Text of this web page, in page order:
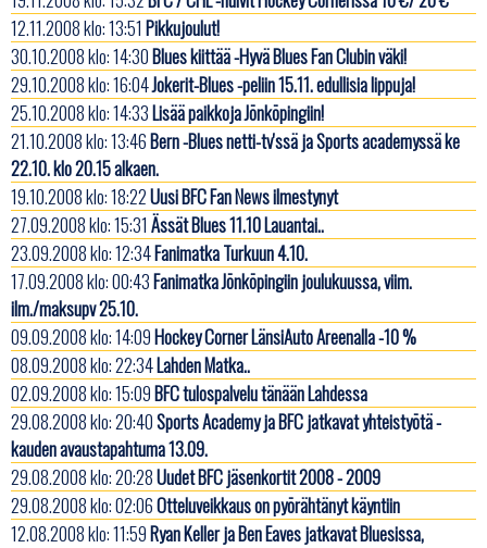
12.11.2008 klo: 13:51 Pikkujoulut!
30.10.2008 klo: 14:30Blues kiittää -Hyvä Blues Fan Clubin väki!
29.10.2008 klo: 16:04Jokerit-Blues -peliin 15.11. edullisia lippuja!
25.10.2008 klo: 14:33Lisää paikkoja Jönköpingiin!
21.10.2008 klo: 13:46Bern -Blues netti-tv'ssä ja Sports academyssä ke
22.10. klo 20.15 alkaen.
19.10.2008 klo: 18:22Uusi BFC Fan News ilmestynyt
27.09.2008 klo: 15:31 Ässät Blues 11.10 Lauantai..
23.09.2008 klo: 12:34Fanimatka Turkuun 4.10.
17.09.2008 klo: 00:43Fanimatka Jönköpingiin joulukuussa, viim.
ilm./maksupv 25.10.
09.09.2008 klo: 14:09Hockey Corner LänsiAuto Areenalla -10 %
08.09.2008 klo: 22:34Lahden Matka..
02.09.2008 klo: 15:09BFC tulospalvelu tänään Lahdessa
29.08.2008 klo: 20:40Sports Academy ja BFC jatkavat yhteistyötä -
kauden avaustapahtuma 13.09.
29.08.2008 klo: 20:28Uudet BFC jäsenkortit 2008 - 2009
29.08.2008 klo: 02:06Otteluveikkaus on pyörähtänyt käyntiin
12.08.2008 klo: 11:59Ryan Keller ja Ben Eaves jatkavat Bluesissa,